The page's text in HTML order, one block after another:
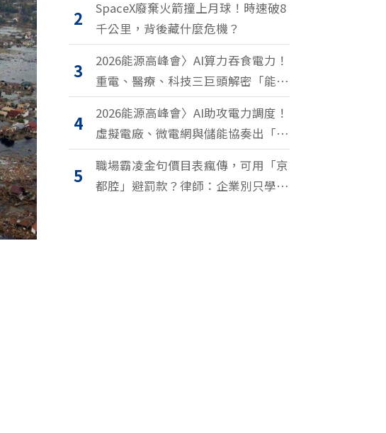
2
SpaceX廢棄火箭撞上月球！時速破8
千公里，背後藏什麼危機？
3
2026能源高峰會〉AI算力吞食電力！
重電、醫療、科技三巨頭解密「能源
轉型2.0」致勝關鍵
4
2026能源高峰會〉AI助攻電力調度！
虛擬電廠、微電網與儲能協奏出「能
源交響樂」
5
職場霸凌金句價目表瘋傳，可用「京
都腔」避罰款？律師：企業別只學安